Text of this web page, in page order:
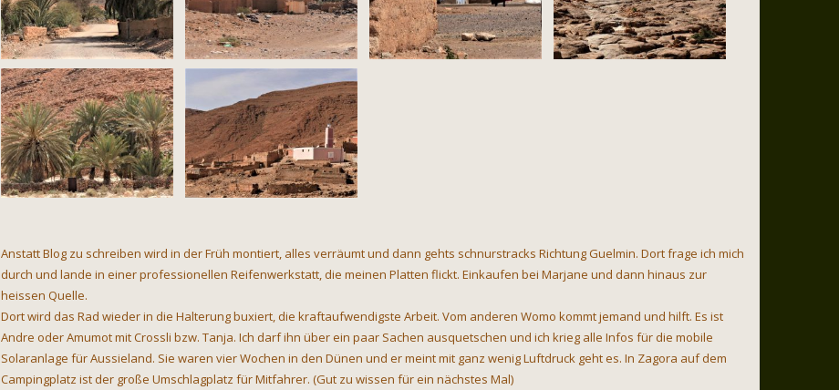
Anstatt Blog zu schreiben wird in der Früh montiert, alles verräumt und dann gehts schnurstracks Richtung Guelmin. Dort frage ich mich
durch und lande in einer professionellen Reifenwerkstatt, die meinen Platten flickt. Einkaufen bei Marjane und dann hinaus zur
heissen Quelle.
Dort wird das Rad wieder in die Halterung buxiert, die kraftaufwendigste Arbeit. Vom anderen Womo kommt jemand und hilft. Es ist
Andre oder Amumot mit Crossli bzw. Tanja. Ich darf ihn über ein paar Sachen ausquetschen und ich krieg alle Infos für die mobile
Solaranlage für Aussieland. Sie waren vier Wochen in den Dünen und er meint mit ganz wenig Luftdruck geht es. In Zagora auf dem
Campingplatz ist der große Umschlagplatz für Mitfahrer. (Gut zu wissen für ein nächstes Mal)